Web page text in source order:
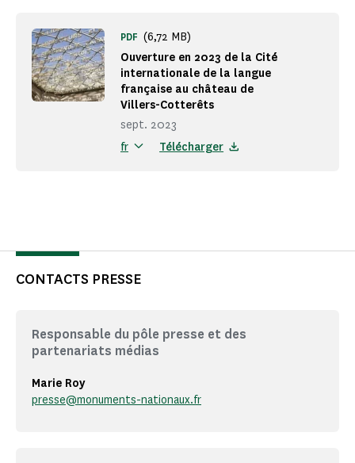
Ouverture en 2023 de la Cité
internationale de la langue
française au château de
Villers-Cotterêts
sept. 2023
PDF (6,72 MB)
fr Télécharger
CONTACTS PRESSE
Responsable du pôle presse et des
partenariats médias
Marie Roy
presse@monuments-nationaux.fr